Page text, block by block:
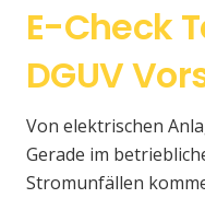
E-Check
DGUV
Von elektrischen
Gerade im
Stromunfällen